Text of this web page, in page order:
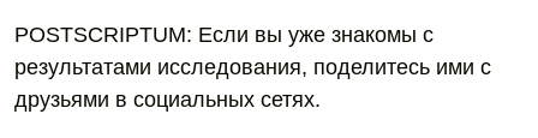
POSTSCRIPTUM: Если вы уже знакомы с
результатами исследования, поделитесь ими с
друзьями в социальных сетях.